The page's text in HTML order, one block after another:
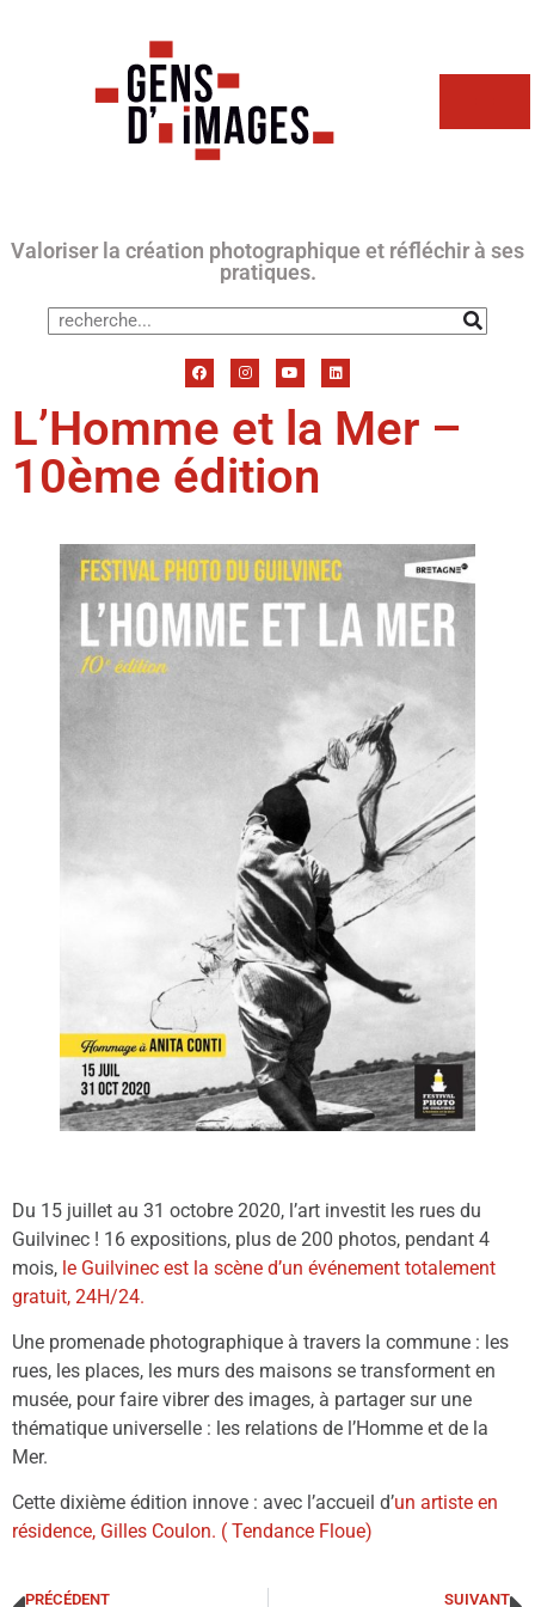
Valoriser la création photographique et réfléchir à ses
pratiques.
L’Homme et la Mer –
10ème édition
Du 15 juillet au 31 octobre 2020, l’art investit les rues du
Guilvinec ! 16 expositions, plus de 200 photos, pendant 4
mois, le Guilvinec est la scène d’un événement totalement
gratuit, 24H/24.
Une promenade photographique à travers la commune : les
rues, les places, les murs des maisons se transforment en
musée, pour faire vibrer des images, à partager sur une
thématique universelle : les relations de l’Homme et de la
Mer.
Cette dixième édition innove : avec l’accueil d’un artiste en
résidence, Gilles Coulon. ( Tendance Floue)
PRÉCÉDENT SUIVANT